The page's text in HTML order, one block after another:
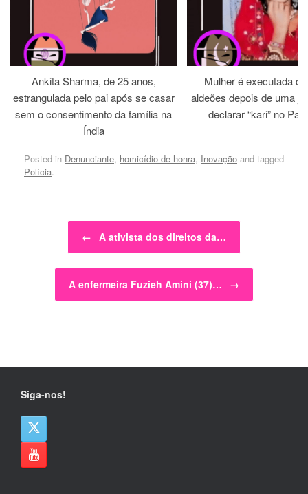
Ankita Sharma, de 25 anos,
estrangulada pelo pai após se casar
sem o consentimento da família na
Índia
Mulher é executada
aldeões depois de uma
declarar “kari” no
Posted in Denunciante, homicídio de honra, Inovação and tagged
Polícia.
Post navigation
← A ativista dos direitos da…
A enfermeira Fuzieh Amini (37)… →
Siga-nos!